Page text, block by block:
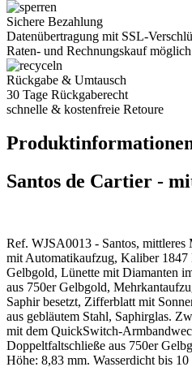
Sichere Bezahlung
Datenübertragung mit SSL-
Raten- und Rechnungskauf möglich
Rückgabe & Umtausch
30 Tage Rückgaberecht
schnelle & kostenfreie Retoure
Santos de Cartier -
Ref. WJSA0013 - Santos,
mit Automatikaufzug, Kaliber 1847
Gelbgold, Lünette mit Diamanten
aus 750er Gelbgold,
Saphir besetzt, Zifferblatt mit
aus gebläutem Stahl, Saphirglas.
mit dem QuickSwitch-
Doppeltfaltschließe aus 750er
Höhe: 8,83 mm. Wasserdicht bis 10